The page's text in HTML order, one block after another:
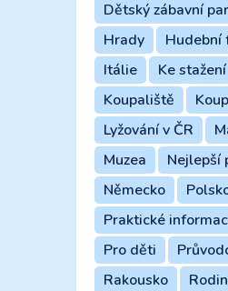
Dětský zábavní
Hrady
Hudební
Itálie
Ke stažení
Koupaliště
Lyžování v ČR
Muzea
Nejlepší
Německo
Praktické
Pro děti
Rakousko